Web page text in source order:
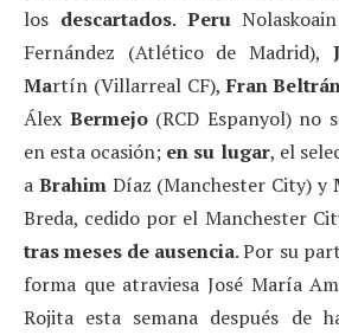
los descartados. Peru
Fernández (Atlético de Madrid),
Martín (Villarreal CF), Fran
Álex Bermejo(RCD Espanyol) no
en esta ocasión; en su lugar, el
a BrahimDíaz (Manchester City) y
Breda, cedido por el Manchester
tras meses de ausencia. Por su
forma que atraviesa José María
Rojita esta semana después de